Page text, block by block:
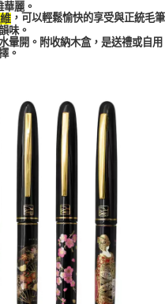
華麗。
，可以輕鬆愉快的享受與正統毛筆
味。
暈開。附收納木盒，是送禮或自用
。